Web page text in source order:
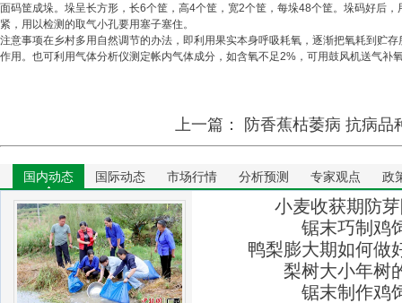
面码筐成垛。垛呈长方形，长6个筐，高4个筐，宽2个筐，每垛48个筐。垛码好后
紧，用以检测的取气小孔要用塞子塞住。
注意事项在乡村多用自然调节的办法，即利用果实本身呼吸耗氧，逐渐把氧耗到贮
作用。也可利用气体分析仪测定帐内气体成分，如含氧不足2%，可用鼓风机送气补
上一篇： 防香蕉枯萎病 抗病品
国内动态 国际动态 市场行情 分析预测 专家观点 政
小麦收获期防
锯末巧制鸡
鸭梨膨大期如何做
梨树大小年树
锯末制作鸡